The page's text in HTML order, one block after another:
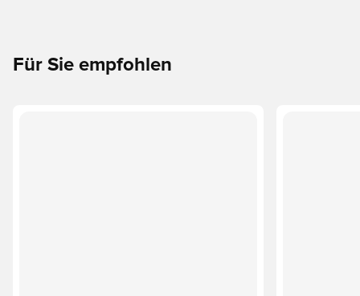
Für Sie empfohlen